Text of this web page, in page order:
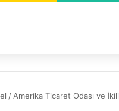
/ Amerika Ticaret Odası ve